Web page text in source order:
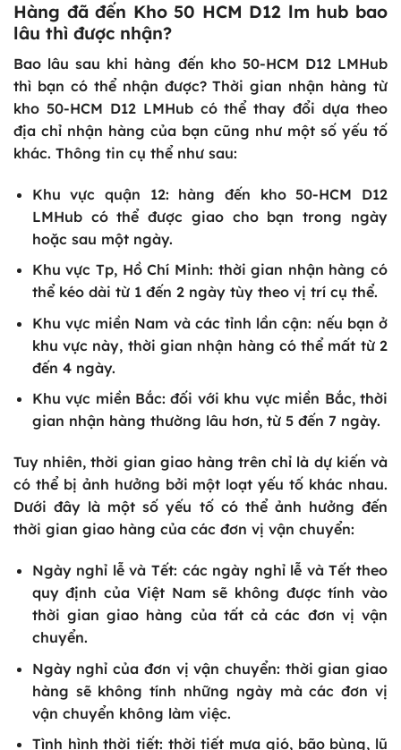
Hàng đã đến Kho 50 HCM D12 lm hub bao
lâu thì được nhận?
Bao lâu sau khi hàng đến kho 50-HCM D12 LMHub
thì bạn có thể nhận được? Thời gian nhận hàng từ
kho 50-HCM D12 LMHub có thể thay đổi dựa theo
địa chỉ nhận hàng của bạn cũng như một số yếu tố
khác. Thông tin cụ thể như sau:
Khu vực quận 12: hàng đến kho 50-HCM D12
LMHub có thể được giao cho bạn trong ngày
hoặc sau một ngày.
Khu vực Tp, Hồ Chí Minh: thời gian nhận hàng có
thể kéo dài từ 1 đến 2 ngày tùy theo vị trí cụ thể.
Khu vực miền Nam và các tỉnh lần cận: nếu bạn ở
khu vực này, thời gian nhận hàng có thể mất từ 2
đến 4 ngày.
Khu vực miền Bắc: đối với khu vực miền Bắc, thời
gian nhận hàng thường lâu hơn, từ 5 đến 7 ngày.
Tuy nhiên, thời gian giao hàng trên chỉ là dự kiến và
có thể bị ảnh hưởng bởi một loạt yếu tố khác nhau.
Dưới đây là một số yếu tố có thể ảnh hưởng đến
thời gian giao hàng của các đơn vị vận chuyển:
Ngày nghỉ lễ và Tết: các ngày nghỉ lễ và Tết theo
quy định của Việt Nam sẽ không được tính vào
thời gian giao hàng của tất cả các đơn vị vận
chuyển.
Ngày nghỉ của đơn vị vận chuyển: thời gian giao
hàng sẽ không tính những ngày mà các đơn vị
vận chuyển không làm việc.
Tình hình thời tiết: thời tiết mưa gió, bão bùng, lũ